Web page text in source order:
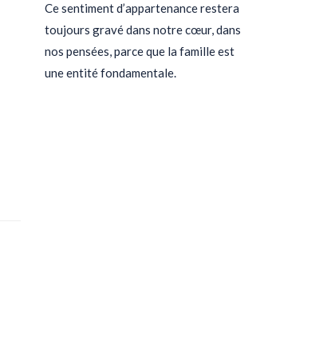
Ce sentiment d’appartenance restera
toujours gravé dans notre cœur, dans
nos pensées, parce que la famille est
une entité fondamentale.